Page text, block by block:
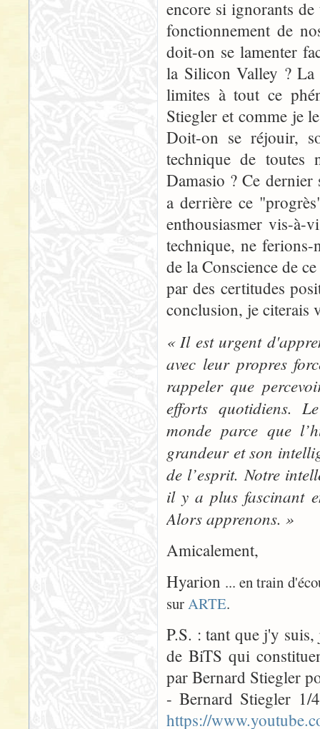
encore si ignorants
fonctionnement de
doit-on se lamenter
la Silicon Valley ? La
limites à tout ce
Stiegler et comme je
Doit-on se réjouir,
technique de toutes
Damasio ? Ce
a derrière ce
enthousiasmer vis-
technique, ne
de la Conscience de
par des certitudes
conclusion, je citerais
« Il est urgent
avec leur propres
rappeler que
efforts quotidiens.
monde parce que
grandeur et son
de l’esprit. Notre
il y a plus fascinant
Alors apprenons. »
Amicalement,
Hyarion ... en train
surARTE.
P.S. : tant que j'y
de BiTS qui
par Bernard Stiegler
- Bernard Stiegler 1/
https://